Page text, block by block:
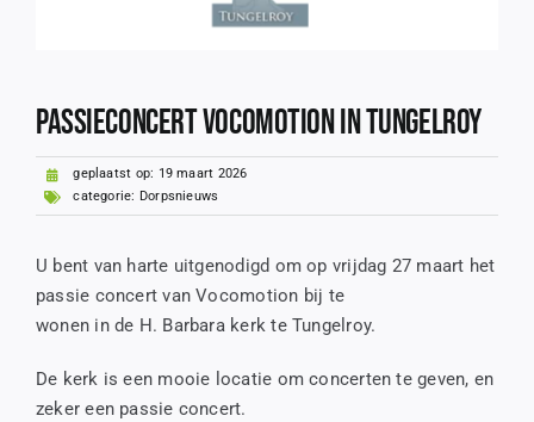
Passieconcert Vocomotion in Tungelroy
geplaatst op: 19 maart 2026
categorie: Dorpsnieuws
U bent van harte uitgenodigd om op vrijdag 27 maart het
passie concert van Vocomotion bij te
wonen in de H. Barbara kerk te Tungelroy.
De kerk is een mooie locatie om concerten te geven, en
zeker een passie concert.